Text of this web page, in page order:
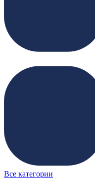
Все категории